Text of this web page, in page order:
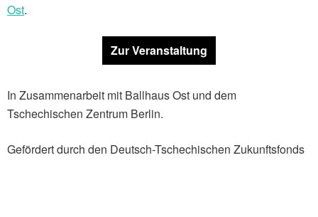
Ost.
Zur Veranstaltung
In Zusammenarbeit mit Ballhaus Ost und dem
Tschechischen Zentrum Berlin.
Gefördert durch den Deutsch-Tschechischen Zukunftsfonds